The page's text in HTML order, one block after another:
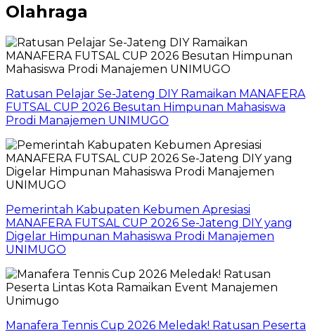
Olahraga
Ratusan Pelajar Se-Jateng DIY Ramaikan MANAFERA
FUTSAL CUP 2026 Besutan Himpunan Mahasiswa
Prodi Manajemen UNIMUGO
Pemerintah Kabupaten Kebumen Apresiasi
MANAFERA FUTSAL CUP 2026 Se-Jateng DIY yang
Digelar Himpunan Mahasiswa Prodi Manajemen
UNIMUGO
Manafera Tennis Cup 2026 Meledak! Ratusan Peserta